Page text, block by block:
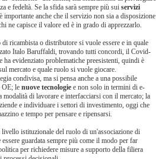
e fedeltà. Se la sfida sarà sempre più sui servizi
importante anche che il servizio non sia a disposizione
ne capisce il valore ed è in grado di apprezzarlo.
ricambista o distributore si vuole essere e in quale
Italo Baruffaldi, trovando tutti concordi, il Covid-
ha evidenziato problematiche preesistenti, quindi è
mercato e quale ruolo si vuole giocare.
condivisa, ma si pensa anche a una possibile
OE; le nuove tecnologie e non solo in termini di e-
di lavorare e interfacciarsi con il mercato; la
e individuare i settori di investimento, oggi che
e tempo per pensare e ripensarsi.
livello istituzionale del ruolo di un'associazione di
essere guardata sempre più come il modo per far
per richiedere misure a supporto della filiera